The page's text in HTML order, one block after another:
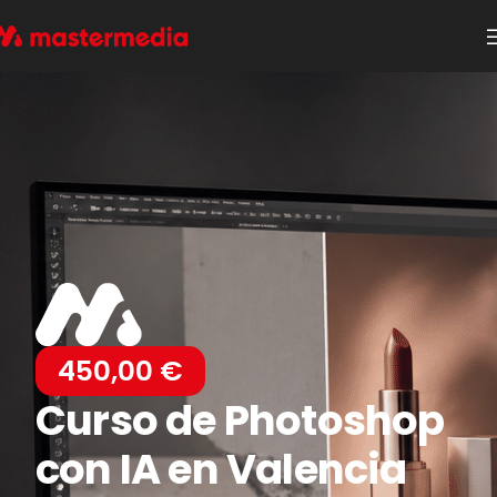
450,00 €
Curso de Photoshop
con IA en Valencia